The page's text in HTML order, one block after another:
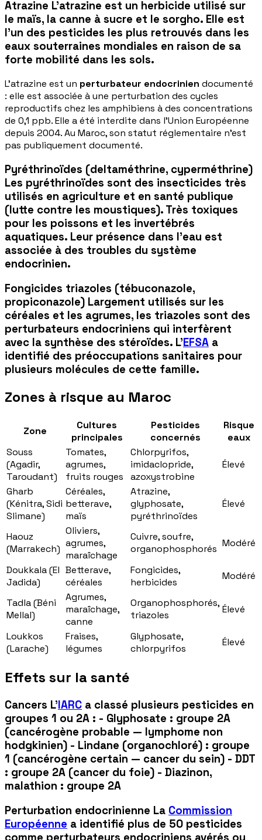
Atrazine L'atrazine est un herbicide utilisé sur
le maïs, la canne à sucre et le sorgho. Elle est
l'un des pesticides les plus retrouvés dans les
eaux souterraines mondiales en raison de sa
forte mobilité dans les sols.
L'atrazine est un perturbateur endocrinien documenté
: elle est associée à une perturbation des cycles
reproductifs chez les amphibiens à des concentrations
de 0,1 ppb. Elle a été interdite dans l'Union Européenne
depuis 2004. Au Maroc, son statut réglementaire n'est
pas publiquement documenté.
Pyréthrinoïdes (deltaméthrine, cyperméthrine)
Les pyréthrinoïdes sont des insecticides très
utilisés en agriculture et en santé publique
(lutte contre les moustiques). Très toxiques
pour les poissons et les invertébrés
aquatiques. Leur présence dans l'eau est
associée à des troubles du système
endocrinien.
Fongicides triazoles (tébuconazole,
propiconazole) Largement utilisés sur les
céréales et les agrumes, les triazoles sont des
perturbateurs endocriniens qui interfèrent
avec la synthèse des stéroïdes. L'EFSA a
identifié des préoccupations sanitaires pour
plusieurs molécules de cette famille.
Zones à risque au Maroc
Zone
Cultures
principales
Pesticides
concernés
Risque
eaux
Souss
(Agadir,
Taroudant)
Tomates,
agrumes,
fruits rouges
Chlorpyrifos,
imidaclopride,
azoxystrobine
Élevé
Gharb
(Kénitra, Sidi
Slimane)
Céréales,
betterave,
maïs
Atrazine,
glyphosate,
pyréthrinoïdes
Élevé
Haouz
(Marrakech)
Oliviers,
agrumes,
maraîchage
Cuivre, soufre,
organophosphorés Modéré
Doukkala (El
Jadida)
Betterave,
céréales
Fongicides,
herbicides
Modéré
Tadla (Béni
Mellal)
Agrumes,
maraîchage,
canne
Organophosphorés,
triazoles
Élevé
Loukkos
(Larache)
Fraises,
légumes
Glyphosate,
chlorpyrifos
Élevé
Effets sur la santé
Cancers L'IARC a classé plusieurs pesticides en
groupes 1 ou 2A : - Glyphosate : groupe 2A
(cancérogène probable — lymphome non
hodgkinien) - Lindane (organochloré) : groupe
1 (cancérogène certain — cancer du sein) - DDT
: groupe 2A (cancer du foie) - Diazinon,
malathion : groupe 2A
Perturbation endocrinienne La Commission
Européenne a identifié plus de 50 pesticides